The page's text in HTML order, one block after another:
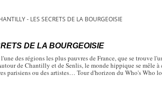
- LES SECRETS DE LA BOURGEOISIE
DE LA BOURGEOISIE
des régions les plus pauvres de France, que se trouve
de Chantilly et de Senlis, le monde hippique se mêle à
parisiens ou des artistes… Tour d'horizon du Who's